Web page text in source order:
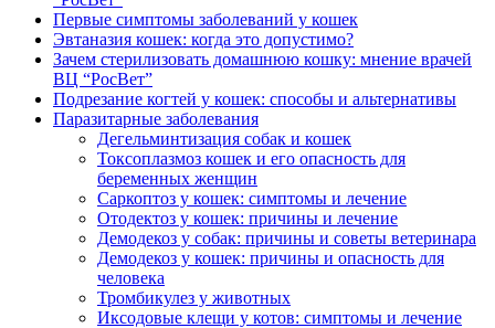
Первые симптомы заболеваний у кошек
Эвтаназия кошек: когда это допустимо?
Зачем стерилизовать домашнюю кошку: мнение врачей
ВЦ “РосВет”
Подрезание когтей у кошек: способы и альтернативы
Паразитарные заболевания
Дегельминтизация собак и кошек
Токсоплазмоз кошек и его опасность для
беременных женщин
Саркоптоз у кошек: симптомы и лечение
Отодектоз у кошек: причины и лечение
Демодекоз у собак: причины и советы ветеринара
Демодекоз у кошек: причины и опасность для
человека
Тромбикулез у животных
Иксодовые клещи у котов: симптомы и лечение